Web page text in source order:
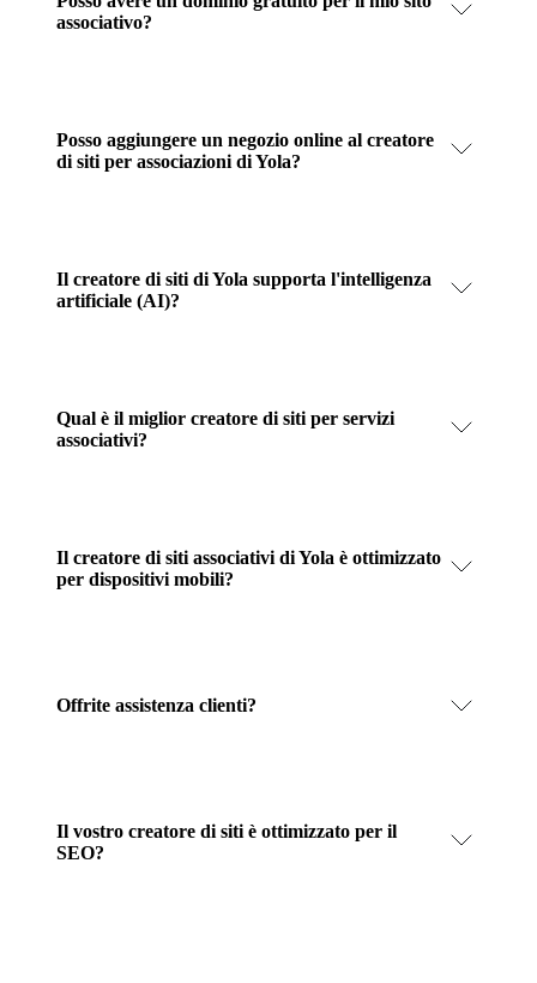
associativo?
Posso aggiungere un negozio online al creatore
di siti per associazioni di Yola?
Il creatore di siti di Yola supporta l'intelligenza
artificiale (AI)?
Qual è il miglior creatore di siti per servizi
associativi?
Il creatore di siti associativi di Yola è ottimizzato
per dispositivi mobili?
Offrite assistenza clienti?
Il vostro creatore di siti è ottimizzato per il
SEO?